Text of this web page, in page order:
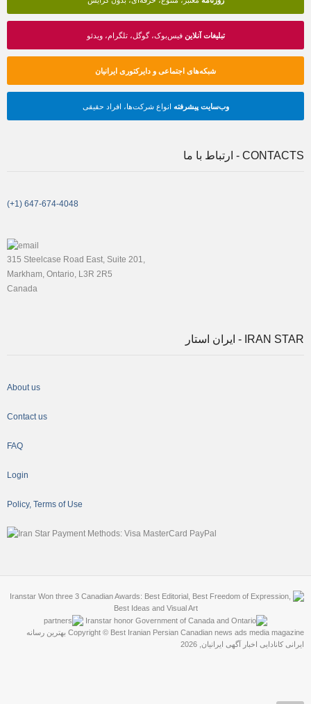
تبلیغات آنلاینفیس‌بوک، گوگل، تلگرام، ویدئو
شبکه‌های اجتماعی و دایرکتوری ایرانیان
وب‌سایت پیشرفته انواع شرکت‌ها، افراد حقیقی
CONTACTS - ارتباط با ما
(+1) 647-674-4048
315 Steelcase Road East, Suite 201,
Markham, Ontario, L3R 2R5
Canada
IRAN STAR - ایران استار
About us
Contact us
FAQ
Login
Policy, Terms of Use
Copyright © Best Iranian Persian Canadian news ads media magazine بهترین رسانه
ایرانی کانادایی اخبار آگهی ایرانیان, 2026